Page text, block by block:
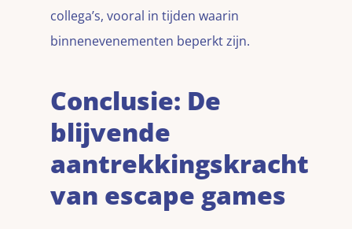
collega’s, vooral in tijden waarin
binnenevenementen beperkt zijn.
Conclusie: De
blijvende
aantrekkingskracht
van escape games